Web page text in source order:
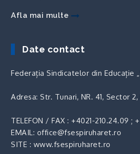
Afla mai multe
Date contact
Federația Sindicatelor din Educație
Adresa: Str. Tunari, NR. 41, Sector
TELEFON / FAX :+4021-210.24.09 ;
EMAIL: office@fsespiruharet.ro
SITE : www.fsespiruharet.ro